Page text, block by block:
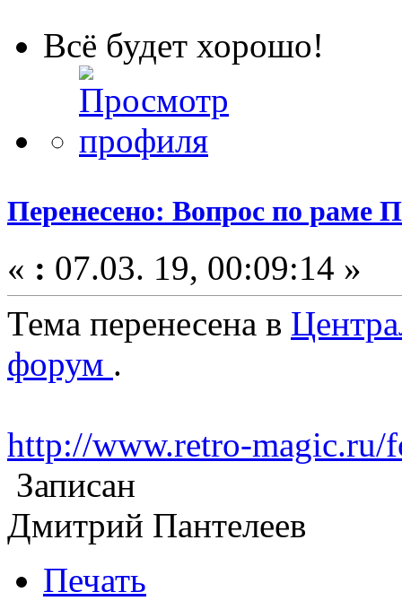
Всё будет хорошо!
Перенесено: Вопрос по раме
« : 07.03. 19, 00:09:14 »
Тема перенесена в
форум .
http://www.retro-magic.ru/
Записан
Дмитрий Пантелеев
Печать